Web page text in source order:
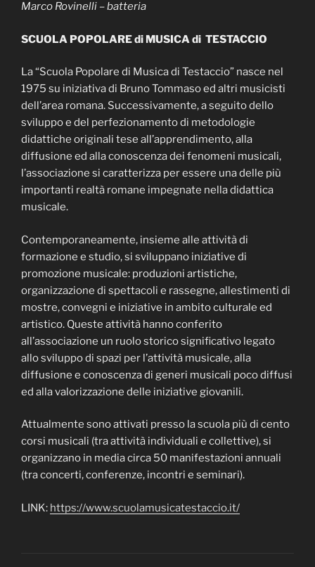
Marco Rovinelli – batteria
SCUOLA POPOLARE di MUSICA di TESTACCIO
La “Scuola Popolare di Musica di Testaccio” nasce nel
1975 su iniziativa di Bruno Tommaso ed altri musicisti
dell’area romana. Successivamente, a seguito dello
sviluppo e del perfezionamento di metodologie
didattiche originali tese all’apprendimento, alla
diffusione ed alla conoscenza dei fenomeni musicali,
l’associazione si caratterizza per essere una delle più
importanti realtà romane impegnate nella didattica
musicale.
Contemporaneamente, insieme alle attività di
formazione e studio, si sviluppano iniziative di
promozione musicale: produzioni artistiche,
organizzazione di spettacoli e rassegne, allestimenti di
mostre, convegni e iniziative in ambito culturale ed
artistico. Queste attività hanno conferito
all’associazione un ruolo storico significativo legato
allo sviluppo di spazi per l’attività musicale, alla
diffusione e conoscenza di generi musicali poco diffusi
ed alla valorizzazione delle iniziative giovanili.
Attualmente sono attivati presso la scuola più di cento
corsi musicali (tra attività individuali e collettive), si
organizzano in media circa 50 manifestazioni annuali
(tra concerti, conferenze, incontri e seminari).
LINK: https://www.scuolamusicatestaccio.it/